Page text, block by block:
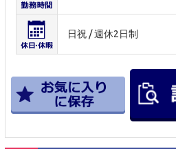
日祝 / 週休2日制